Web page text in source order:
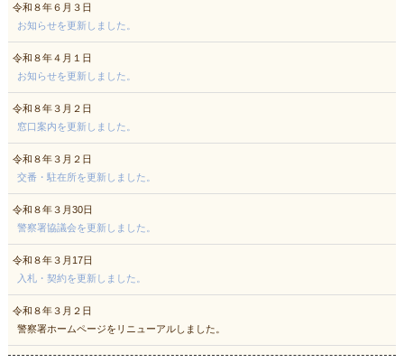
令和８年６月３日
お知らせを更新しました。
令和８年４月１日
お知らせを更新しました。
令和８年３月２日
窓口案内を更新しました。
令和８年３月２日
交番・駐在所を更新しました。
令和８年３月30日
警察署協議会を更新しました。
令和８年３月17日
入札・契約を更新しました。
令和８年３月２日
警察署ホームページをリニューアルしました。